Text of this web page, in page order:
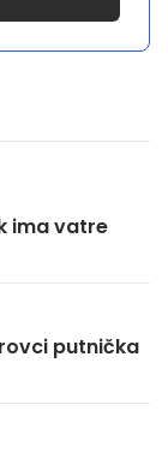
ima vatre
putnička